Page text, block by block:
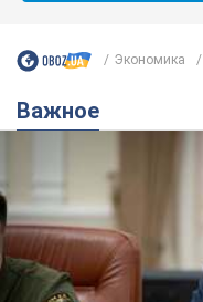
Экономика
Важное